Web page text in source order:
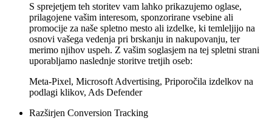
S sprejetjem teh storitev vam lahko prikazujemo oglase,
prilagojene vašim interesom, sponzorirane vsebine ali
promocije za naše spletno mesto ali izdelke, ki temleljijo na
osnovi vašega vedenja pri brskanju in nakupovanju, ter
merimo njihov uspeh. Z vašim soglasjem na tej spletni strani
uporabljamo naslednje storitve tretjih oseb:
Meta-Pixel, Microsoft Advertising, Priporočila izdelkov na
podlagi klikov, Ads Defender
Razširjen Conversion Tracking